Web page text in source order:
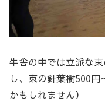
牛舎の中では立派な
し、束の針葉樹500
かもしれません）